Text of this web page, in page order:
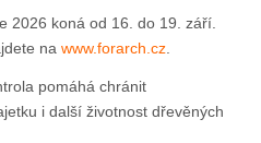
2026 koná od 16. do 19. září.
na www.forarch.cz.
pomáhá chránit
i další životnost dřevěných